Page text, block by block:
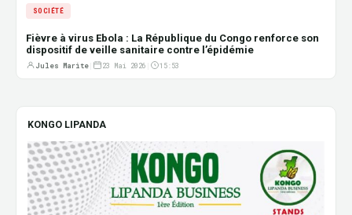
SOCIÉTÉ
Fièvre à virus Ebola : La République du Congo renforce son
dispositif de veille sanitaire contre l’épidémie
Jules Marite 23 Mai 2026 15:53
KONGO LIPANDA